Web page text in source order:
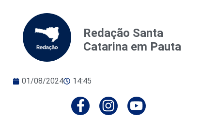
Redação Santa
Catarina em Pauta
01/08/2024 14:45